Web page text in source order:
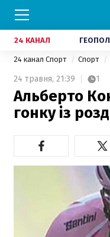
24 КАНАЛ
24 канал Спорт Спорт
24 травня, 21:39 1
Альберто
гонку із